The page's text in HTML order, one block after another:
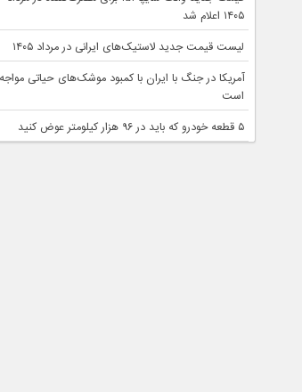
۱۴۰۵ اعلام شد
لیست قیمت جدید لاستیک‌های ایرانی در مرداد ۱۴۰۵
آمریکا در جنگ با ایران با کمبود موشک‌های حیاتی مواجه
است
۵ قطعه خودرو که باید در ۹۶ هزار کیلومتر عوض کنید